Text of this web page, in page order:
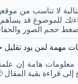
لا تناسب من
للموضوع قد يساهم
حجم الصور
هذه هي البداية. هناك 4
إلى قراءة بقية المقال